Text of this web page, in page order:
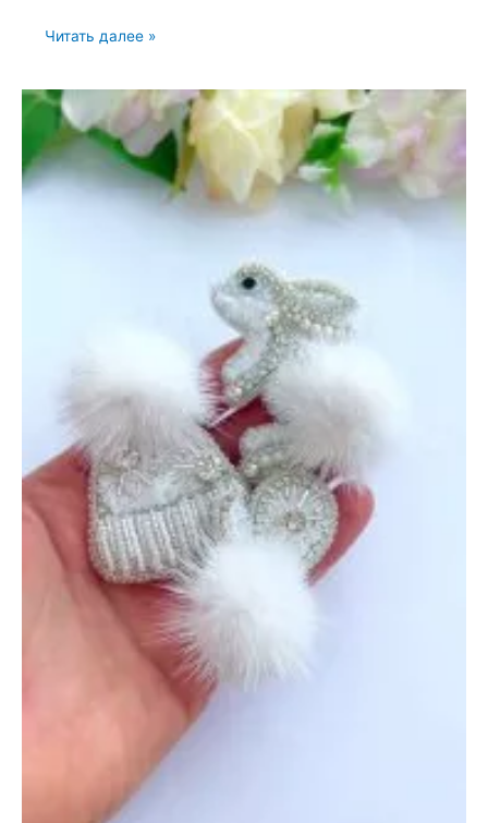
Броши:
и
Кролик
—
14
Читать далее »